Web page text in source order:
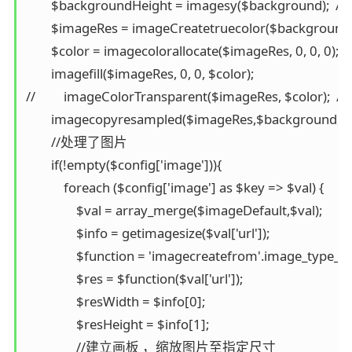
$backgroundHeight = imagesy($background);
$imageRes =
        $color = imagecolorallocate($imageRes, 0, 0, 0);
        imagefill($imageRes, 0, 0, $color);
//         imageColorTransparent($imageRes, $color);  //
        //处理了图片
        if(!empty($config['image'])){
            foreach ($config['image'] as $key => $val) {
                $val = array_merge($imageDefault,$val);
                $info = getimagesize($val['url']);
$function =
                $res = $function($val['url']);
                $resWidth = $info[0];
                $resHeight = $info[1];
                //建立画板 ，缩放图片至指定尺寸